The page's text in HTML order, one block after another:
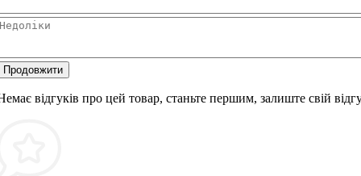
Продовжити
відгуків про цей товар, станьте першим, залиште свій